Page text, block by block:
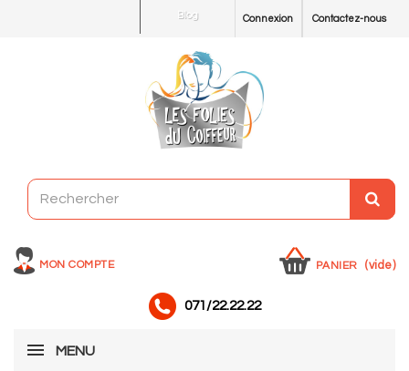
Contactez-nous
Connexion
Blog
MON COMPTE PANIER (vide)
071/22.22.22
MENU